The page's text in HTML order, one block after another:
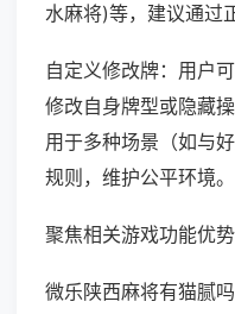
水麻将)等，建议通过
自定义修改牌：用户
修改自身牌型或隐藏
用于多种场景（如与
规则，维护公平环境。
聚焦相关游戏功能优势
微乐陕西麻将有猫腻